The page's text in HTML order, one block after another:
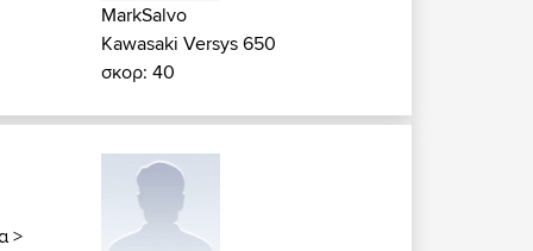
MarkSalvo
Kawasaki Versys 650
σκορ: 40
>